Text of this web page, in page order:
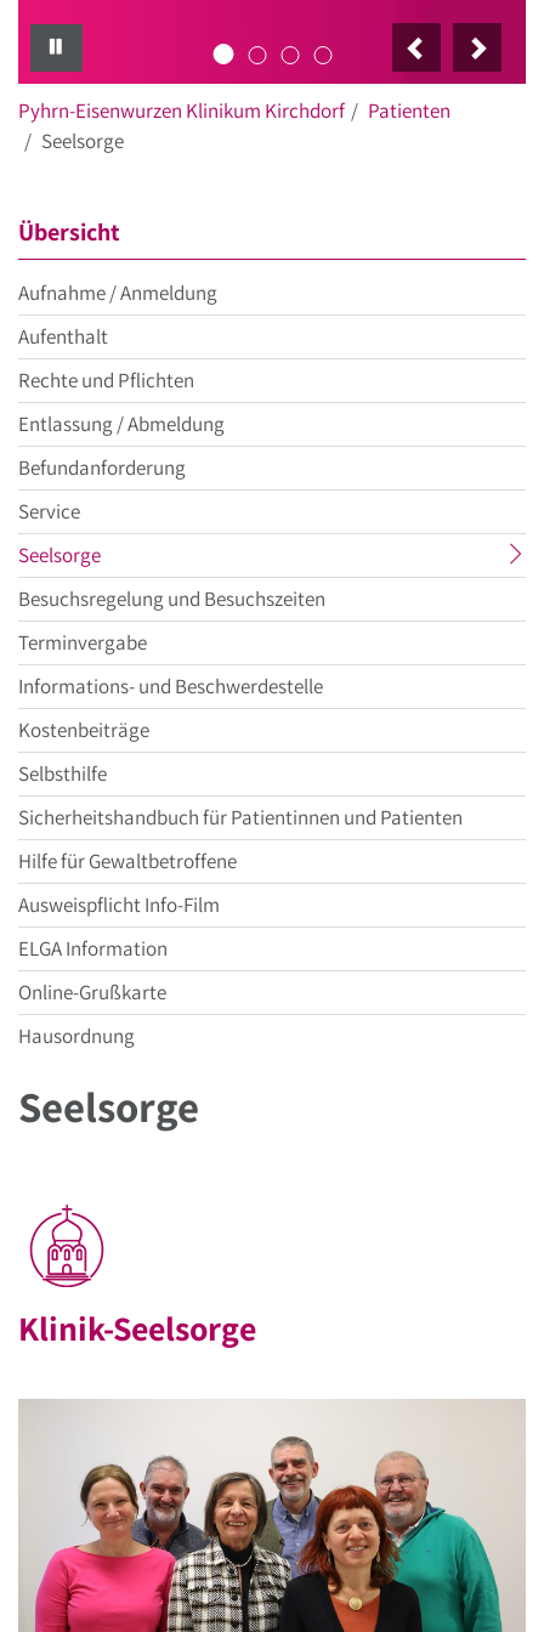
Pyhrn-Eisenwurzen Klinikum Kirchdorf
Patienten
Seelsorge
Übersicht
Aufnahme / Anmeldung
Aufenthalt
Rechte und Pflichten
Entlassung / Abmeldung
Befundanforderung
Service
Seelsorgeaktueller
Menüpunkt
Besuchsregelung und Besuchszeiten
Terminvergabe
Informations- und Beschwerdestelle
Kostenbeiträge
Selbsthilfe
Sicherheitshandbuch für Patientinnen und Patienten
Hilfe für Gewaltbetroffene
Ausweispflicht Info-Film
ELGA Information
Online-Grußkarte
Hausordnung
Seelsorge
Klinik-Seelsorge